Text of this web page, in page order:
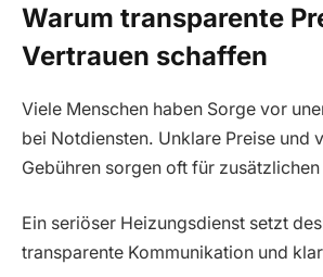
Warum transparente
Vertrauen schaffen
Viele Menschen haben Sorge vor
bei Notdiensten. Unklare Preise und
Gebühren sorgen oft für zusätzlichen
Ein seriöser Heizungsdienst setzt
transparente Kommunikation und